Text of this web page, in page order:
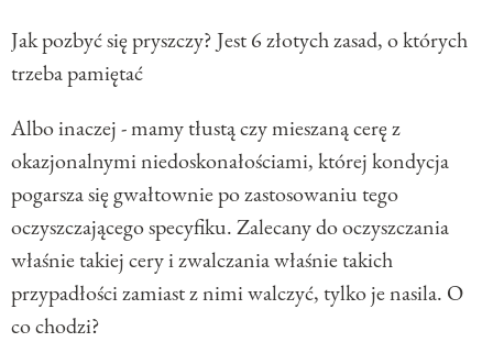
Jak pozbyć się pryszczy? Jest 6 złotych zasad, o których
trzeba pamiętać
Albo inaczej - mamy tłustą czy mieszaną cerę z
okazjonalnymi niedoskonałościami, której kondycja
pogarsza się gwałtownie po zastosowaniu tego
oczyszczającego specyfiku. Zalecany do oczyszczania
właśnie takiej cery i zwalczania właśnie takich
przypadłości zamiast z nimi walczyć, tylko je nasila. O
co chodzi?